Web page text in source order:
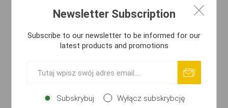
Wielkiej Brytanii zwojskowej stali nierdzewnej
Colosseum jest w pełni regulowany (25–40 cm).
Płasko frezowane wnętrzerurek gwarantuje
stabilność bez kręcenia se sygnalizatorów, nawet przy
dużym obciążeniu.
Główne zalety
Newsletter Subscription
Subscribe to our newsletter to be informed for our
latest products and promotions
Subskrybuj Wyłącz subskrybcję